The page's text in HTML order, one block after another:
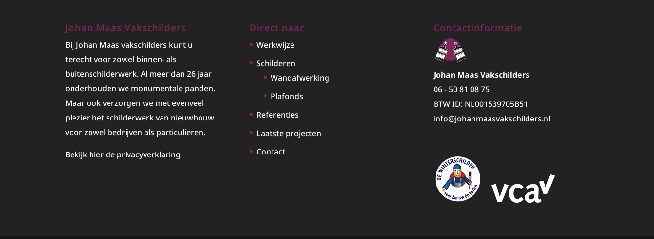
Johan Maas Vakschilders
Bij Johan Maas vakschilders kunt u
terecht voor zowel binnen- als
buitenschilderwerk. Al meer dan 26 jaar
onderhouden we monumentale panden.
Maar ook verzorgen we met evenveel
plezier hetschilderwerkvan nieuwbouw
voor zowel bedrijven als particulieren.
Bekijk hier de privacyverklaring
Direct naar
Werkwijze
Schilderen
Wandafwerking
Plafonds
Referenties
Laatste projecten
Contact
Contactinformatie
Johan Maas Vakschilders
06 - 50 81 08 75
BTW ID: NL001539705B51
info@johanmaasvakschilders.nl